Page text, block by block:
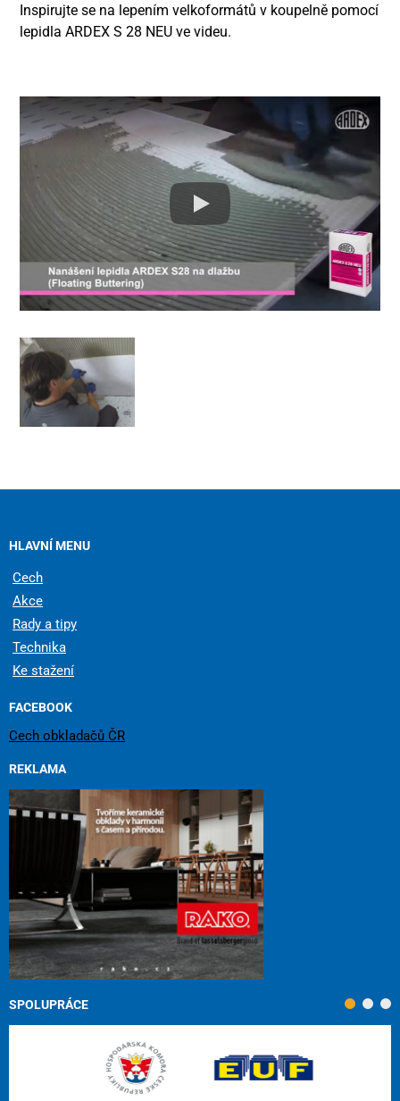
Inspirujte se na lepením velkoformátů v koupelně pomocí
lepidla ARDEX S 28 NEU ve videu.
HLAVNÍ MENU
Cech
Akce
Rady a tipy
Technika
Ke stažení
FACEBOOK
Cech obkladačů ČR
REKLAMA
SPOLUPRÁCE